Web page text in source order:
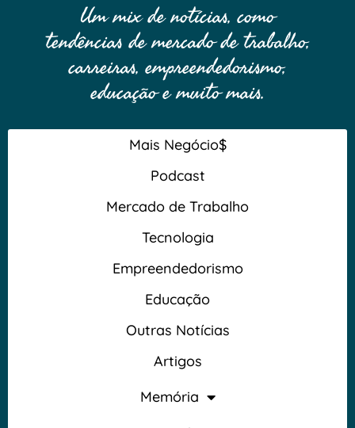
Um mix de notícias, como
tendências de mercado de trabalho,
carreiras, empreendedorismo,
educação e muito mais.
Mais Negócio$
Podcast
Mercado de Trabalho
Tecnologia
Empreendedorismo
Educação
Outras Notícias
Artigos
Memória